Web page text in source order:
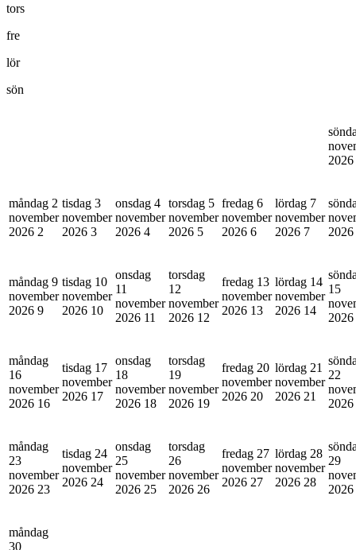
tors
fre
lör
sön
2026
måndag 2
november
2026 2
tisdag 3
november
2026 3
onsdag 4
november
2026 4
torsdag 5
november
2026 5
fredag 6
november
2026 6
lördag 7
november
2026 7
2026
måndag 9
november
2026 9
tisdag 10
november
2026 10
onsdag
11
november
2026 11
torsdag
12
november
2026 12
fredag 13
november
2026 13
lördag 14
november
2026 14
15
2026
måndag
16
november
2026 16
tisdag 17
november
2026 17
onsdag
18
november
2026 18
torsdag
19
november
2026 19
fredag 20
november
2026 20
lördag 21
november
2026 21
22
2026
måndag
23
november
2026 23
tisdag 24
november
2026 24
onsdag
25
november
2026 25
torsdag
26
november
2026 26
fredag 27
november
2026 27
lördag 28
november
2026 28
29
2026
måndag
30